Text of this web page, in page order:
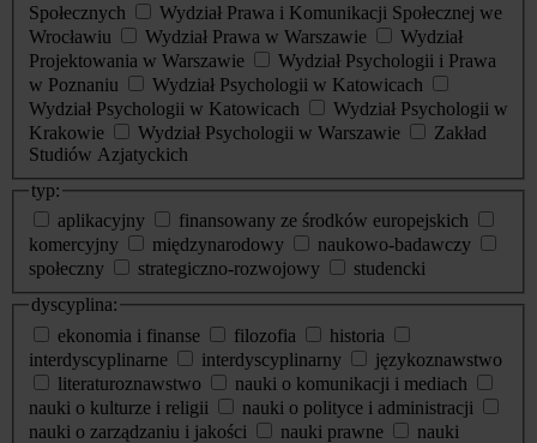
Społecznych
Wydział Prawa i Komunikacji Społecznej we
Wrocławiu
Wydział Prawa w Warszawie
Wydział
Projektowania w Warszawie
Wydział Psychologii i Prawa
w Poznaniu
Wydział Psychologii w Katowicach
Wydział Psychologii w Katowicach
Wydział Psychologii w
Krakowie
Wydział Psychologii w Warszawie
Zakład
Studiów Azjatyckich
typ:
aplikacyjny
finansowany ze środków europejskich
komercyjny
międzynarodowy
naukowo-badawczy
społeczny
strategiczno-rozwojowy
studencki
dyscyplina:
ekonomia i finanse
filozofia
historia
interdyscyplinarne
interdyscyplinarny
językoznawstwo
literaturoznawstwo
nauki o komunikacji i mediach
nauki o kulturze i religii
nauki o polityce i administracji
nauki o zarządzaniu i jakości
nauki prawne
nauki